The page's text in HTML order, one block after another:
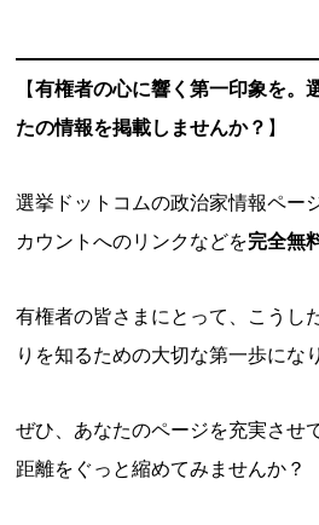
【有権者の心に響く第一印象を。
たの情報を掲載しませんか？ 】
選挙ドットコムの政治家情報ペー
カウントへのリンクなどを完全無
有権者の皆さまにとって、こうし
りを知るための大切な第一歩にな
ぜひ、あなたのページを充実させ
距離をぐっと縮めてみませんか？